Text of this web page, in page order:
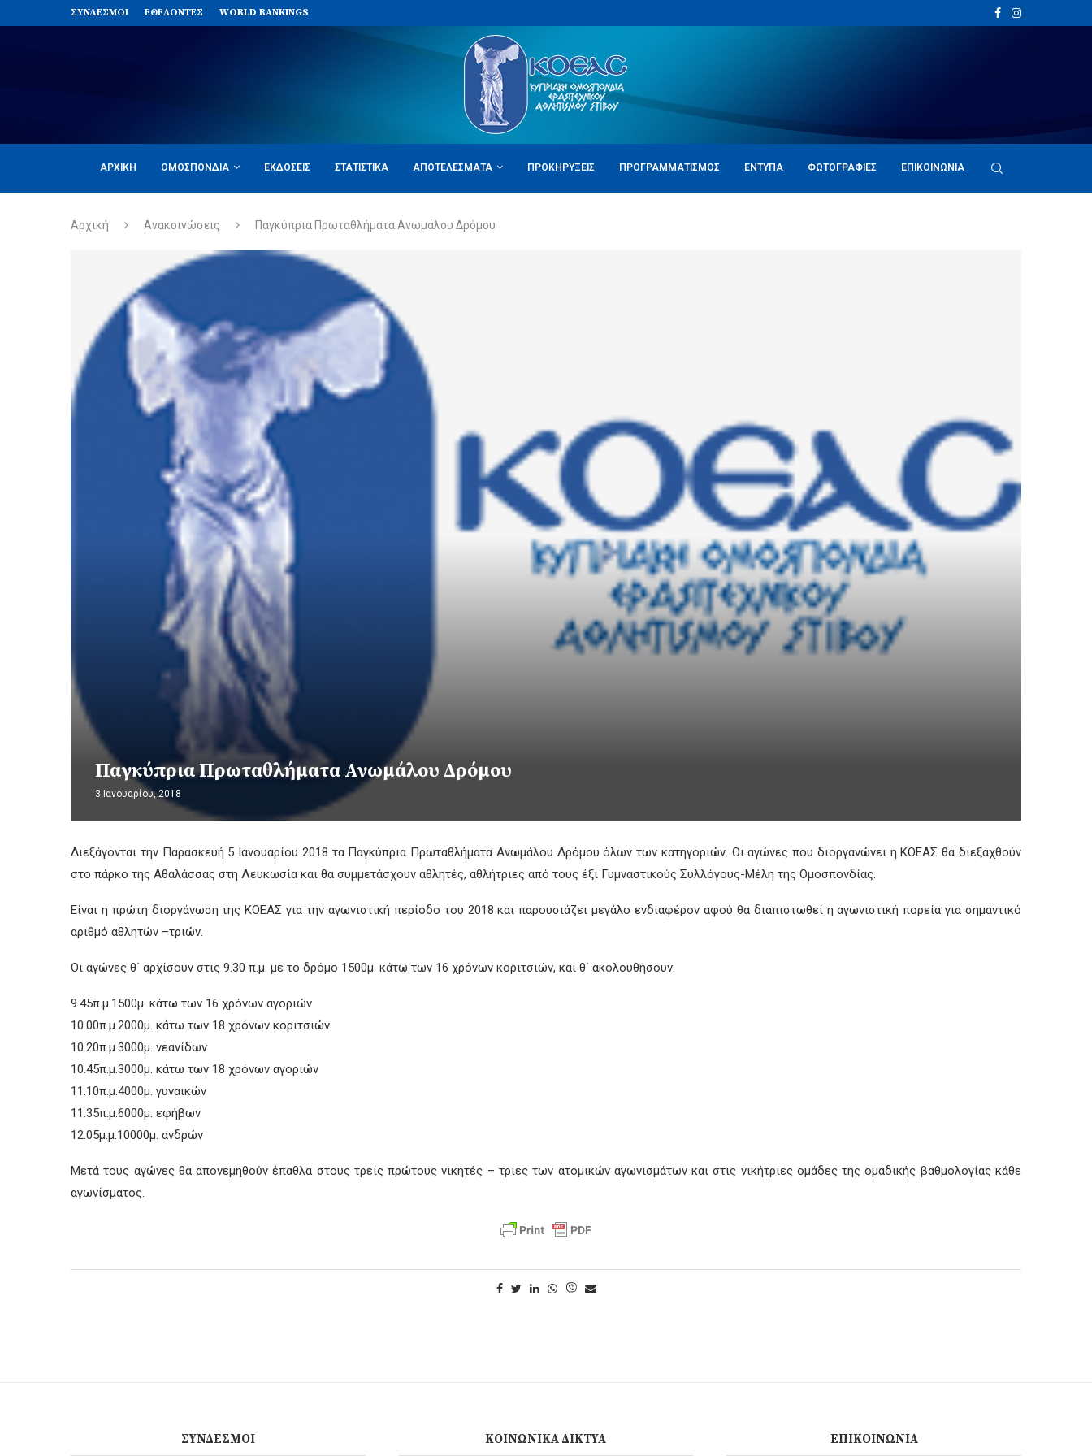
ΣΥΝΔΈΣΜΟΙ ΕΘΕΛΟΝΤΈΣ WORLD RANKINGS
ΑΡΧΙΚΉ ΟΜΟΣΠΟΝΔΊΑ ΕΚΔΌΣΕΙΣ ΣΤΑΤΙΣΤΙΚΆ ΑΠΟΤΕΛΈΣΜΑΤΑ ΠΡΟΚΗΡΎΞΕΙΣ ΠΡΟΓΡΑΜΜΑΤΙΣΜΌΣ ΈΝΤΥΠΑ ΦΩΤΟΓΡΑΦΊΕΣ ΕΠΙΚΟΙΝΩΝΊΑ
Αρχική Ανακοινώσεις Παγκύπρια Πρωταθλήματα Ανωμάλου Δρόμου
Παγκύπρια Πρωταθλήματα Ανωμάλου Δρόμου
3 Ιανουαρίου, 2018
Διεξάγονται την Παρασκευή 5 Ιανουαρίου 2018 τα Παγκύπρια Πρωταθλήματα Ανωμάλου Δρόμου όλων των κατηγοριών. Οι αγώνες που διοργανώνει η ΚΟΕΑΣ θα διεξαχθούν
στο πάρκο της Αθαλάσσας στη Λευκωσία και θα συμμετάσχουν αθλητές, αθλήτριες από τους έξι Γυμναστικούς Συλλόγους-Μέλη της Ομοσπονδίας.
Είναι η πρώτη διοργάνωση της ΚΟΕΑΣ για την αγωνιστική περίοδο του 2018 και παρουσιάζει μεγάλο ενδιαφέρον αφού θα διαπιστωθεί η αγωνιστική πορεία για σημαντικό
αριθμό αθλητών –τριών.
Οι αγώνες θ΄ αρχίσουν στις 9.30 π.μ. με το δρόμο 1500μ. κάτω των 16 χρόνων κοριτσιών, και θ΄ ακολουθήσουν:
9.45π.μ.​1500μ. κάτω των 16 χρόνων αγοριών
10.00π.μ.​2000μ. κάτω των 18 χρόνων κοριτσιών
10.20π.μ.​3000μ. νεανίδων
10.45π.μ.​3000μ. κάτω των 18 χρόνων αγοριών
11.10π.μ.​4000μ. γυναικών
11.35π.μ.​6000μ. εφήβων
12.05μ.μ.​10000μ. ανδρών
Μετά τους αγώνες θα απονεμηθούν έπαθλα στους τρείς πρώτους νικητές – τριες των ατομικών αγωνισμάτων και στις νικήτριες ομάδες της ομαδικής βαθμολογίας κάθε
αγωνίσματος.
ΣΎΝΔΕΣΜΟΙ ΚΟΙΝΩΝΙΚΆ ΔΊΚΤΥΑ ΕΠΙΚΟΙΝΩΝΊΑ